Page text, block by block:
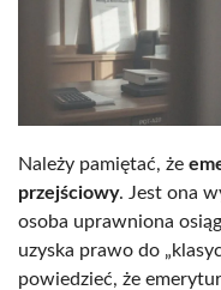
Należy pamiętać, że
przejściowy. Jest ona
osoba uprawniona
uzyska prawo do
powiedzieć, że